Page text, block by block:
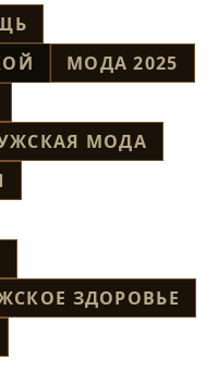
МОДА 2025
МОДА
ЗДОРОВЬЕ